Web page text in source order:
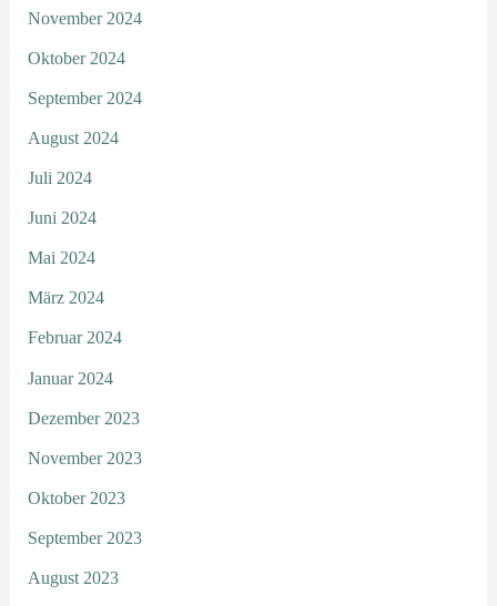
November 2024
Oktober 2024
September 2024
August 2024
Juli 2024
Juni 2024
Mai 2024
März 2024
Februar 2024
Januar 2024
Dezember 2023
November 2023
Oktober 2023
September 2023
August 2023